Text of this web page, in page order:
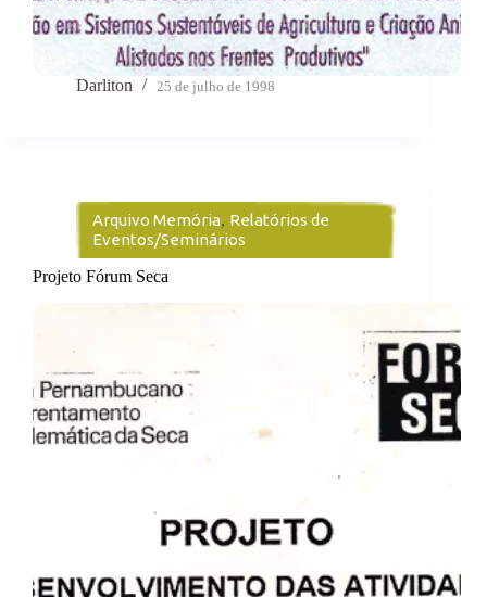
Darliton 25 de julho de 1998
Arquivo Memória, Relatórios de
Eventos/Seminários
Projeto Fórum Seca